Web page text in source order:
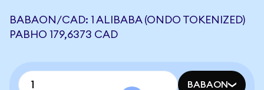
BABAON/CAD: 1 ALIBABA (ONDO TOKENIZED)
РАВНО 179,6373 CAD
BABAON